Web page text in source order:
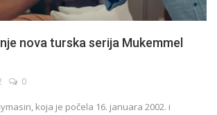
nova turska serija Mukemmel
0
koja je počela 16. januara 2002. i